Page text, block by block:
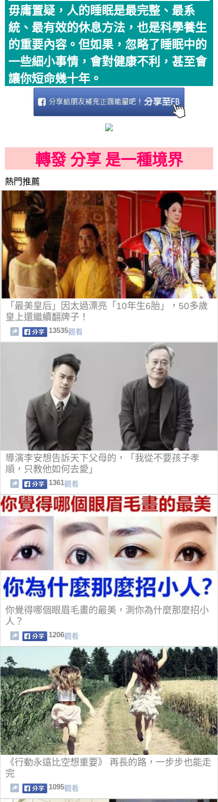
毋庸置疑，人的睡眠是最完整、最系
統、最有效的休息方法，也是科學養生
的重要內容。但如果，忽略了睡眠中的
一些細小事情，會對健康不利，甚至會
讓你短命幾十年。
轉發 分享 是一種境界
熱門推薦
「最美皇后」因太過漂亮「10年生6胎」，50多歲
皇上還繼續翻牌子！
13535觀看
導演李安想告訴天下父母的，「我從不要孩子孝
順，只教他如何去愛」
1361觀看
你覺得哪個眼眉毛畫的最美，測你為什麼那麼招小
人？
1206觀看
《行動永遠比空想重要》 再長的路，一步步也能走
完
1095觀看